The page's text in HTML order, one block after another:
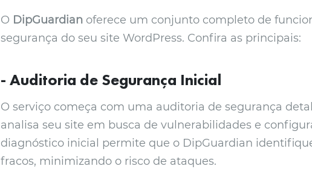
O DipGuardian oferece um conjunto completo de
segurança do seu site WordPress. Confira as principais:
- Auditoria de Segurança Inicial
O serviço começa com uma auditoria de segurança
analisa seu site em busca de vulnerabilidades e
diagnóstico inicial permite que o DipGuardian
fracos, minimizando o risco de ataques.